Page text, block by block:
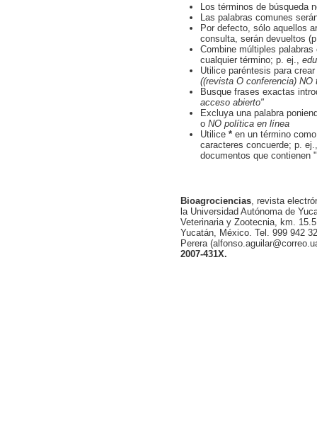
Los términos de búsqueda
Las palabras comunes
Por defecto, sólo aquellos
consulta, serán devueltos
Combine múltiples palabras
cualquier término; p. ej.,
Utilice paréntesis para
((revista O conferencia) NO
Busque frases exactas
acceso abierto"
Excluya una palabra
o NO política en línea
Utilice *en un término
caracteres concuerde; p.
documentos que contienen
Bioagrociencias, revista
la Universidad Autónoma de
Veterinaria y Zootecnia, km.
Yucatán, México. Tel. 999 942
Perera
2007-431X.